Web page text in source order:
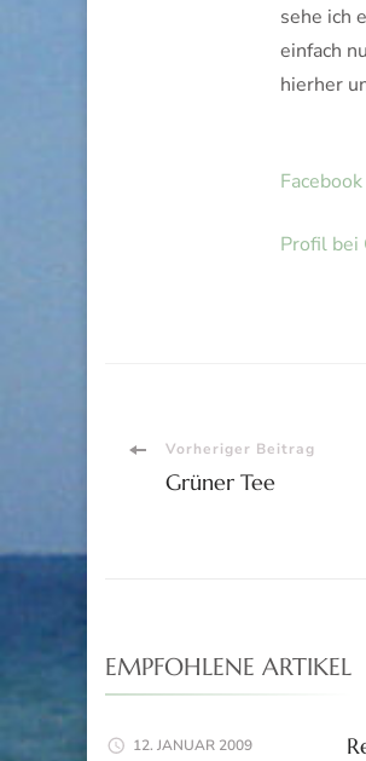
sehe ich
einfach
hierher
Facebook
Profil bei
Vorheriger Beitrag
Grüner Tee
EMPFOHLENE ARTIKEL
12. JANUAR 2009